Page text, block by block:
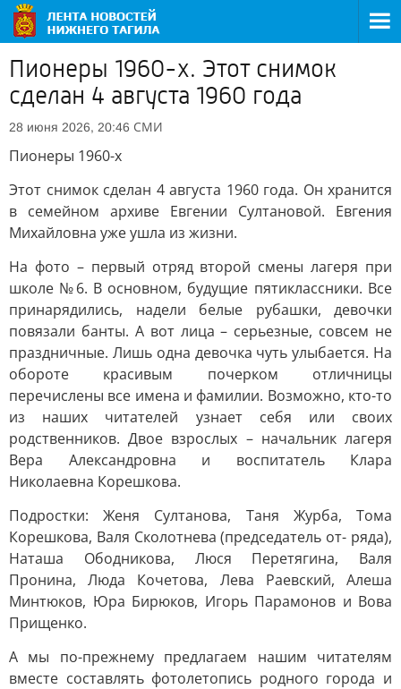
Пионеры 1960-х. Этот снимок
сделан 4 августа 1960 года
28 июня 2026, 20:46 СМИ
Пионеры 1960-х
Этот снимок сделан 4 августа 1960 года. Он хранится
в семейном архиве Евгении Султановой. Евгения
Михайловна уже ушла из жизни.
На фото – первый отряд второй смены лагеря при
школе №6. В основном, будущие пятиклассники. Все
принарядились, надели белые рубашки, девочки
повязали банты. А вот лица – серьезные, совсем не
праздничные. Лишь одна девочка чуть улыбается. На
обороте красивым почерком отличницы
перечислены все имена и фамилии. Возможно, кто-то
из наших читателей узнает себя или своих
родственников. Двое взрослых – начальник лагеря
Вера Александровна и воспитатель Клара
Николаевна Корешкова.
Подростки: Женя Султанова, Таня Журба, Тома
Корешкова, Валя Сколотнева (председатель от- ряда),
Наташа Ободникова, Люся Перетягина, Валя
Пронина, Люда Кочетова, Лева Раевский, Алеша
Минтюков, Юра Бирюков, Игорь Парамонов и Вова
Прищенко.
А мы по-прежнему предлагаем нашим читателям
вместе составлять фотолетопись родного города и